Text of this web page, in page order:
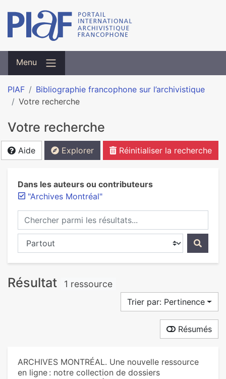
Menu
PIAF
Bibliographie francophone sur l’archivistique
Votre recherche
Votre recherche
Aide Explorer Réinitialiser la recherche
Dans les auteurs ou contributeurs
"Archives Montréal"
Chercher parmi les résultats...
Chercher dans...
Résultat 1 ressource
Trier par: Pertinence
Résumés
ARCHIVES MONTRÉAL. Une nouvelle ressource
en ligne : notre collection de dossiers